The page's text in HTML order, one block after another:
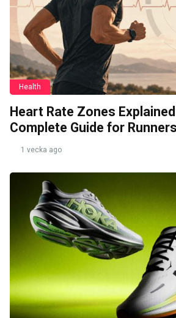
Health
Heart Rate Zones
Complete Guide for Runners
1 vecka ago